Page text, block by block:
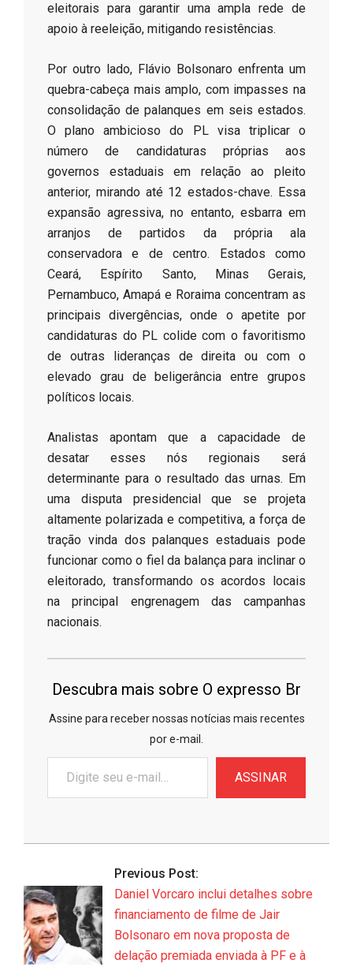
eleitorais para garantir uma ampla rede de
apoio à reeleição, mitigando resistências.
​Por outro lado, Flávio Bolsonaro enfrenta um
quebra-cabeça mais amplo, com impasses na
consolidação de palanques em seis estados.
O plano ambicioso do PL visa triplicar o
número de candidaturas próprias aos
governos estaduais em relação ao pleito
anterior, mirando até 12 estados-chave. Essa
expansão agressiva, no entanto, esbarra em
arranjos de partidos da própria ala
conservadora e de centro. Estados como
Ceará, Espírito Santo, Minas Gerais,
Pernambuco, Amapá e Roraima concentram as
principais divergências, onde o apetite por
candidaturas do PL colide com o favoritismo
de outras lideranças de direita ou com o
elevado grau de beligerância entre grupos
políticos locais.
​Analistas apontam que a capacidade de
desatar esses nós regionais será
determinante para o resultado das urnas. Em
uma disputa presidencial que se projeta
altamente polarizada e competitiva, a força de
tração vinda dos palanques estaduais pode
funcionar como o fiel da balança para inclinar o
eleitorado, transformando os acordos locais
na principal engrenagem das campanhas
nacionais.
Descubra mais sobre O expresso Br
Assine para receber nossas notícias mais recentes
por e-mail.
seu
e-
ASSINAR
2026-
Previous Post:
Daniel Vorcaro inclui detalhes sobre
financiamento de filme de Jair
Bolsonaro em nova proposta de
delação premiada enviada à PF e à